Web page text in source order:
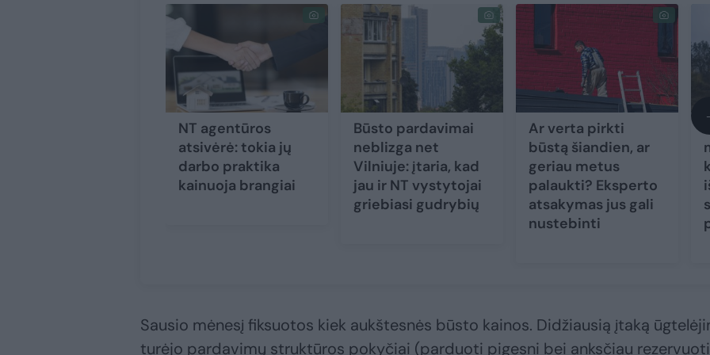
NT agentūros
atsivėrė: tokia jų
darbo praktika
kainuoja brangiai
Būsto pardavimai
neblizga net
Vilniuje: įtaria, kad
jau ir NT vystytojai
griebiasi gudrybių
Ar verta pirkti
būstą šiandien, ar
geriau metus
palaukti? Eksperto
atsakymas jus gali
nustebinti
Sausio mėnesį fiksuotos kiek aukštesnės būsto kainos. Didžiausią įtaką
turėjo pardavimų struktūros pokyčiai (parduoti pigesni bei anksčiau rezervuoti